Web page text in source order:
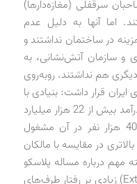
سرقفلی (مغازه‌دارها)
اما آنها به دلیل عدم
در ساختمان نداشتند و
و سازمان آتش‌نشانی، به
هم نداشتند. روبه‌روی
ایران قرار داشت: بنیادی با
ارزش دارایی 56 هزار میلیارد تومان و درآمد بیش از 22 هزار میلیارد
تومانی در سال 1394. سازمانی که 40 هزار نفر در آن مشغول
در مقایسه با مالکان
درباره مساله پلاسکو
این است که عوارض خارجی (Externality) زیادی بر رفتار طرف‌های